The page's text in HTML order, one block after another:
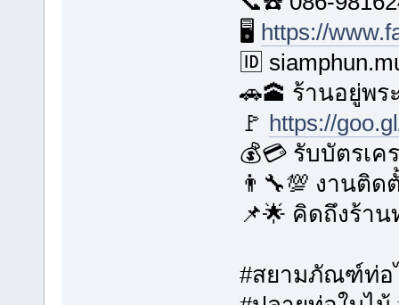
🖥️ https://
🆔
🚗🕋 ร้านอยู่พ
🚩 https://
💰💳 รับบัตรเ
👨‍🔧💯 งานติด
📌🌟 คิดถึงร้า
#สยามภัณฑ์ท่อไ